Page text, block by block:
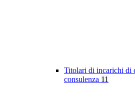
Titolari di incarichi di
consulenza 11